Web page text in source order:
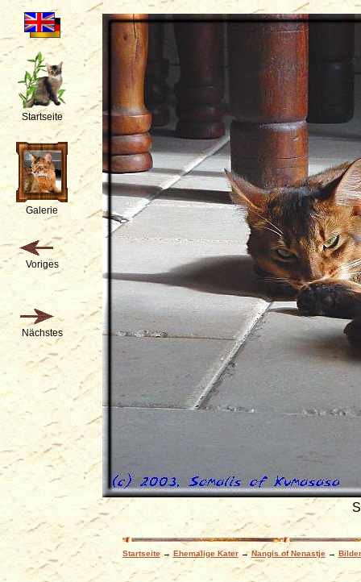
Startseite → Ehemalige Kater→Nangis of Nenastje→
Startseite
Galerie
Voriges
Nächstes